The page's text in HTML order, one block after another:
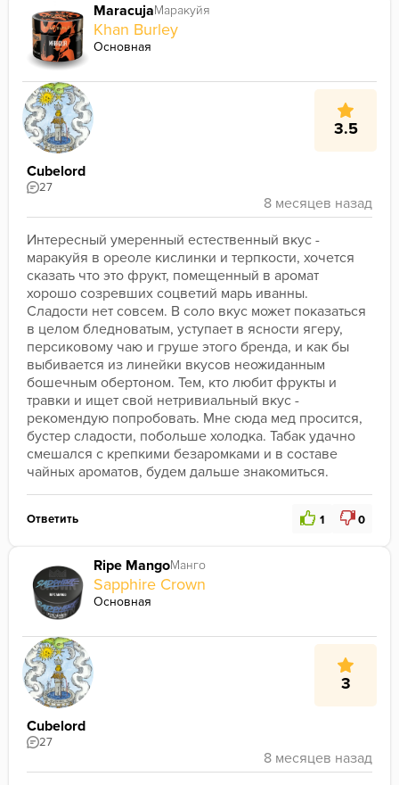
MaracujaМаракуйя
Khan Burley
Основная
3.5
Cubelord
27
Интересный умеренный естественный вкус -
маракуйя в ореоле кислинки и терпкости, хочется
сказать что это фрукт, помещенный в аромат
хорошо созревших соцветий марь иванны.
Сладости нет совсем. В соло вкус может показаться
в целом бледноватым, уступает в ясности ягеру,
персиковому чаю и груше этого бренда, и как бы
выбивается из линейки вкусов неожиданным
бошечным обертоном. Тем, кто любит фрукты и
травки и ищет свой нетривиальный вкус -
рекомендую попробовать. Мне сюда мед просится,
бустер сладости, побольше холодка. Табак удачно
смешался с крепкими безаромками и в составе
чайных ароматов, будем дальше знакомиться.
Ответить 1 0
Ripe MangoМанго
Sapphire Crown
Основная
3
Cubelord
27